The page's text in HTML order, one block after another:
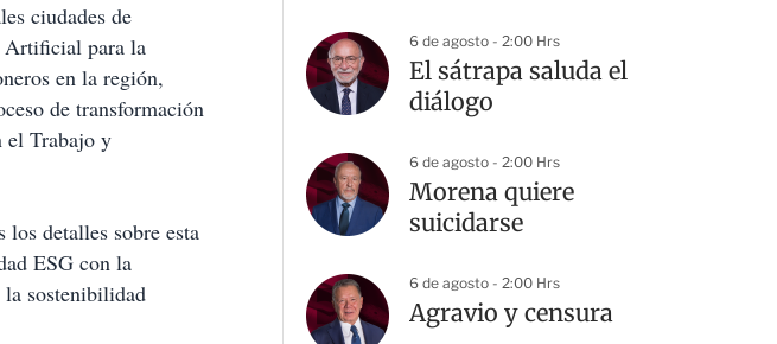
ciudades de
Artificial para la
en la región,
de transformación
el Trabajo y
detalles sobre esta
ESG con la
sostenibilidad
6 de agosto - 2:00 Hrs
El sátrapa saluda el
diálogo
6 de agosto - 2:00 Hrs
Morena quiere
suicidarse
6 de agosto - 2:00 Hrs
Agravio y censura